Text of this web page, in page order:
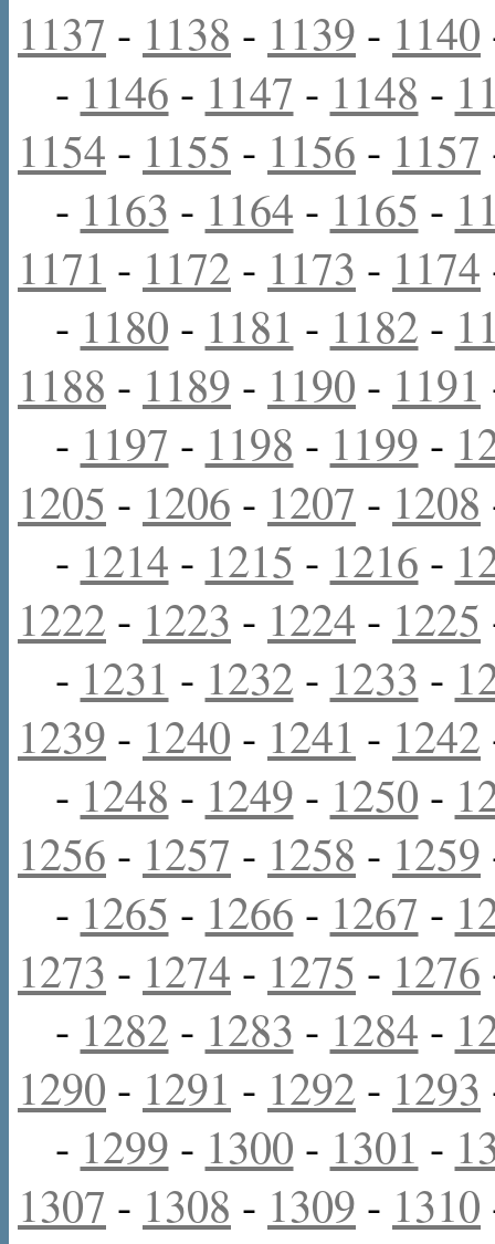
1137 - 1138 - 1139 - 1140
- 1146 - 1147 - 1148 -
1154 - 1155 - 1156 - 1157
- 1163 - 1164 - 1165 -
1171 - 1172 - 1173 - 1174
- 1180 - 1181 - 1182 -
1188 - 1189 - 1190 - 1191
- 1197 - 1198 - 1199 -
1205 - 1206 - 1207 - 1208
- 1214 - 1215 - 1216 -
1222 - 1223 - 1224 - 1225
- 1231 - 1232 - 1233 -
1239 - 1240 - 1241 - 1242
- 1248 - 1249 - 1250 -
1256 - 1257 - 1258 - 1259
- 1265 - 1266 - 1267 -
1273 - 1274 - 1275 - 1276
- 1282 - 1283 - 1284 -
1290 - 1291 - 1292 - 1293
- 1299 - 1300 - 1301 -
1307 - 1308 - 1309 - 1310